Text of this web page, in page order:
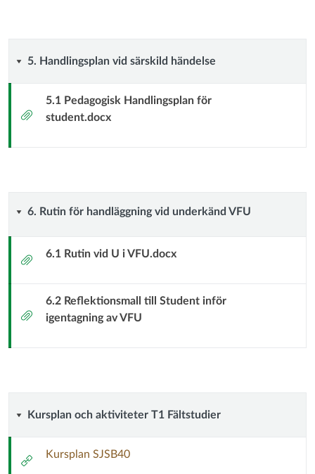
5.
Handlingsplan
vid
5. Handlingsplan vid särskild händelse
Bilaga
5.1 Pedagogisk Handlingsplan för
student.docx
6.
Rutin
handläggning
6. Rutin för handläggning vid underkänd VFU
Bilaga 6.1 Rutin vid U i VFU.docx
Bilaga
6.2 Reflektionsmall till Student inför
igentagning av VFU
Kursplan
Kursplan och aktiviteter T1 Fältstudier
ExternKursplan SJSB40